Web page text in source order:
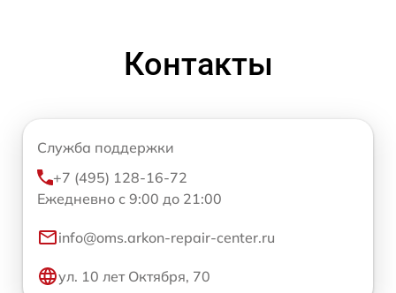
Контакты
Служба поддержки
+7 (495) 128-16-72
Ежедневно с 9:00 до 21:00
info@oms.arkon-repair-center.ru
ул. 10 лет Октября, 70